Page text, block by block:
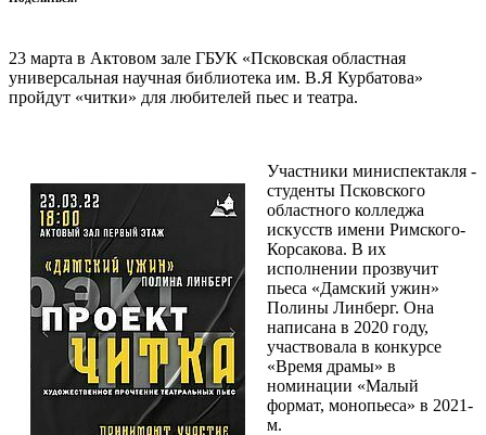
23 марта в Актовом зале ГБУК «Псковская областная
универсальная научная библиотека им. В.Я Курбатова»
пройдут «читки» для любителей пьес и театра.
Участники миниспектакля -
студенты Псковского
областного колледжа
искусств имени Римского-
Корсакова. В их
исполнении прозвучит
пьеса «Дамский ужин»
Полины Линберг. Она
написана в 2020 году,
участвовала в конкурсе
«Время драмы» в
номинации «Малый
формат, монопьеса» в 2021-
м.